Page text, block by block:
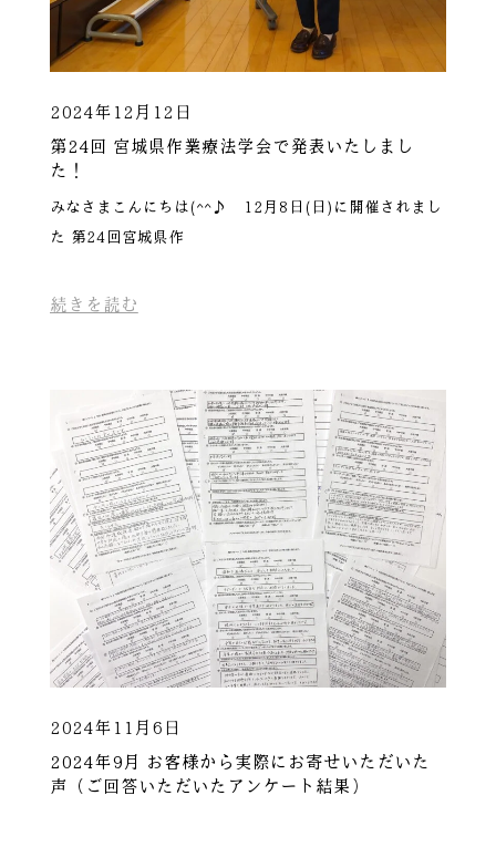
2024年12月12日
第24回 宮城県作業療法学会で発表いたしまし
た！
みなさまこんにちは(^^♪ 12月8日(日)に開催されまし
た 第24回宮城県作
続きを読む
2024年11月6日
2024年9月 お客様から実際にお寄せいただいた
声（ご回答いただいたアンケート結果）